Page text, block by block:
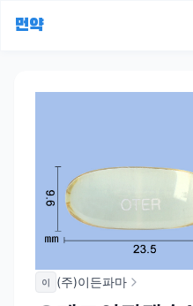
먼약
이 (주)이든파마